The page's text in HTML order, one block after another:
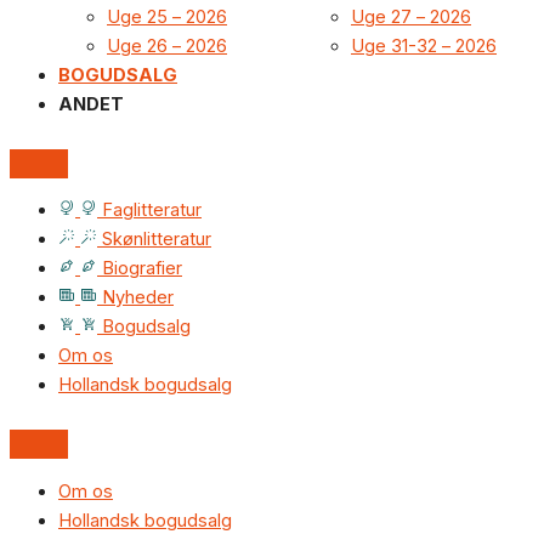
Uge 25 – 2026
Uge 26 – 2026
Uge 27 – 2026
Uge 31-32 – 2026
BOGUDSALG
ANDET
Faglitteratur
Skønlitteratur
Biografier
Nyheder
Bogudsalg
Om os
Hollandsk bogudsalg
Om os
Hollandsk bogudsalg